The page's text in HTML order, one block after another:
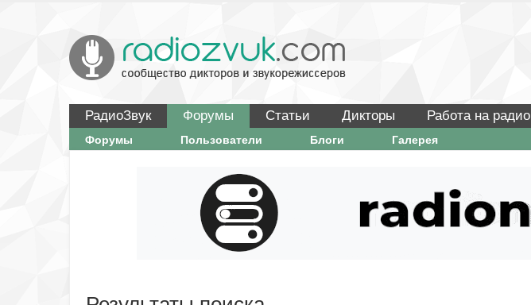
РадиоЗвук Форумы Статьи Дикторы Работа на радио
Форумы Пользователи Блоги Галерея